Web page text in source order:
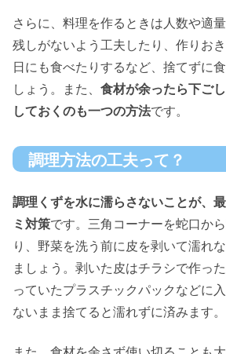
さらに、料理を作るときは人数や適
残しがないよう工夫したり、作りお
日にも食べたりするなど、捨てずに
しょう。また、 食材が余ったら下ご
しておくのも一つの方法です。
調理方法の工夫って？
調理くずを水に濡らさないことが、
ミ対策です。三角コーナーを蛇口か
り、野菜を洗う前に皮を剥いて濡れ
ましょう。剥いた皮はチラシで作っ
っていたプラスチックパックなどに
ないまま捨てると濡れずに済みます。